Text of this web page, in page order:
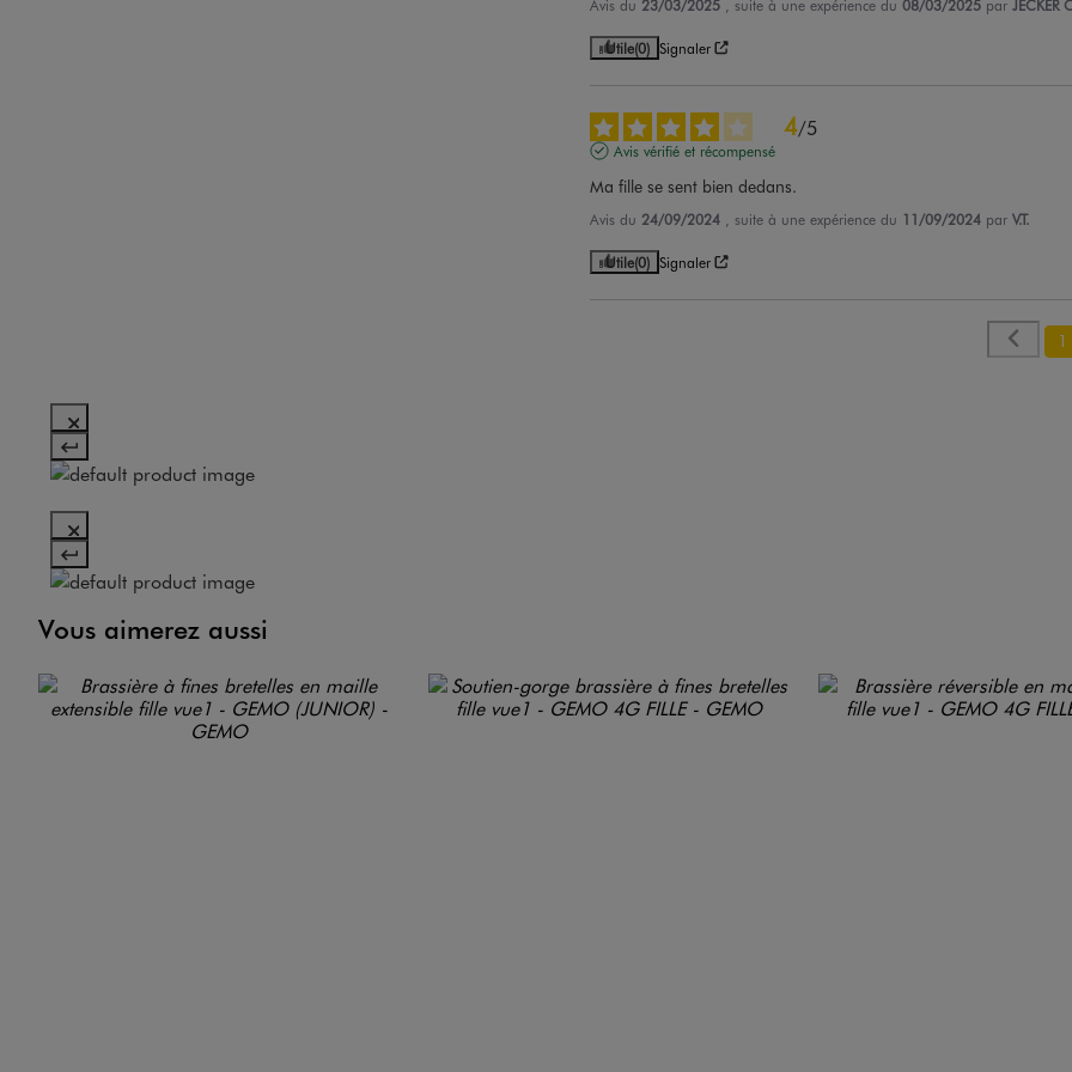
Avis du 23/03/2025 , suite à une expérience du 08/03/2025 par JECKER
Utile(0) Signaler
4/5
Avis vérifié et récompensé
Ma fille se sent bien dedans.
Avis du 24/09/2024 , suite à une expérience du 11/09/2024 par V.T.
Utile(0) Signaler
1
Vous aimerez aussi